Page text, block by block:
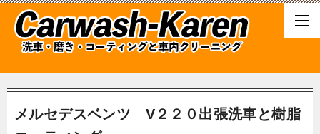
メルセデスベンツ V２２０出張洗車と樹脂